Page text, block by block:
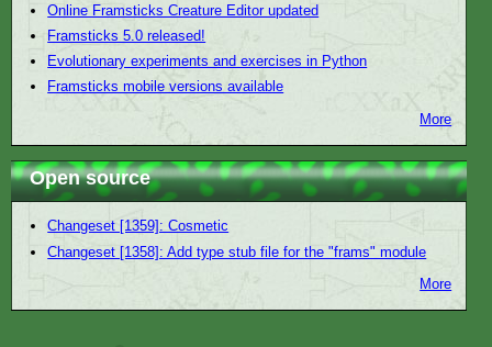
Online Framsticks Creature Editor updated
Framsticks 5.0 released!
Evolutionary experiments and exercises in Python
Framsticks mobile versions available
More
Open source
Changeset [1359]: Cosmetic
Changeset [1358]: Add type stub file for the "frams" module
More